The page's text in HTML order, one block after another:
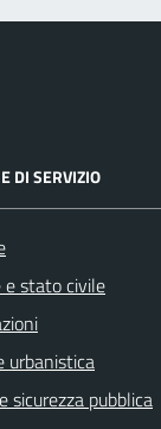
DI SERVIZIO
e stato civile
urbanistica
sicurezza pubblica